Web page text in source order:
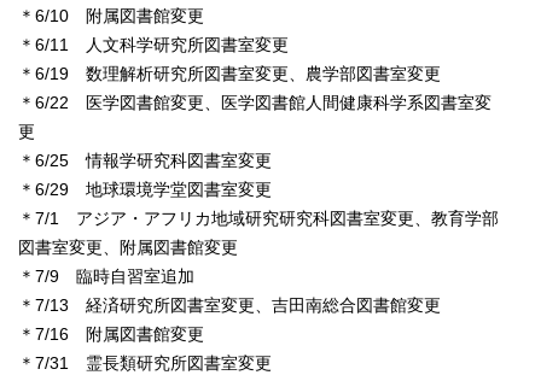
＊6/10 附属図書館変更
＊6/11 人文科学研究所図書室変更
＊6/19 数理解析研究所図書室変更、農学部図書室変更
＊6/22 医学図書館変更、医学図書館人間健康科学系図書室変
更
＊6/25 情報学研究科図書室変更
＊6/29 地球環境学堂図書室変更
＊7/1 アジア・アフリカ地域研究研究科図書室変更、教育学部
図書室変更、附属図書館変更
＊7/9 臨時自習室追加
＊7/13 経済研究所図書室変更、吉田南総合図書館変更
＊7/16 附属図書館変更
＊7/31 霊長類研究所図書室変更